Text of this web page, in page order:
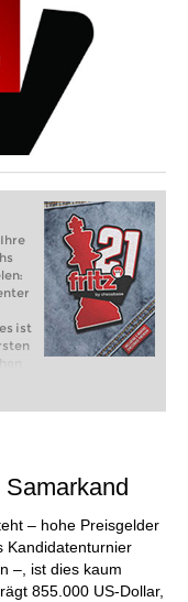
ist
– hohe Preisgelder
Kandidatenturnier
–, ist dies kaum
855.000 US-Dollar,